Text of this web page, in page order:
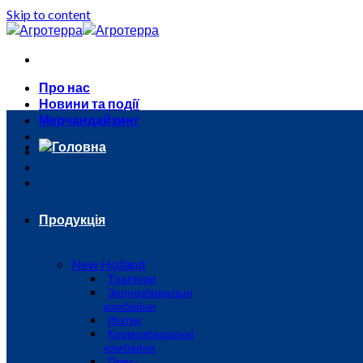
Skip to content
Про нас
Новини та події
Мерчандайзинг
Головна
Продукція
New Holland
Трактори
Зернозбиральні
комбайни
Жатки
Кормозбиральні
комбайни